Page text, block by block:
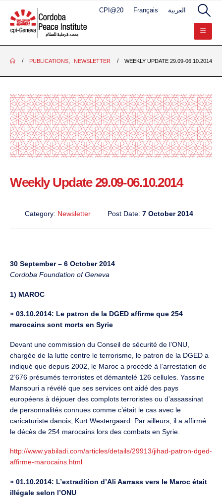
CPI@20 Français العربية
PUBLICATIONS, NEWSLETTER WEEKLY UPDATE 29.09-06.10.2014
Weekly Update 29.09-06.10.2014
Category: Newsletter Post Date: 7 October 2014
30 September – 6 October 2014
Cordoba Foundation of Geneva
1) MAROC
» 03.10.2014: Le patron de la DGED affirme que 254
marocains sont morts en Syrie
Devant une commission du Conseil de sécurité de l’ONU,
chargée de la lutte contre le terrorisme, le patron de la DGED a
indiqué que depuis 2002, le Maroc a procédé à l’arrestation de
2’676 présumés terroristes et démantelé 126 cellules. Yassine
Mansouri a révélé que ses services ont aidé des pays
européens à déjouer des complots terroristes ou d’assassinat
de personnalités connues comme c’était le cas avec le
caricaturiste danois, Kurt Westergaard. Par ailleurs, il a affirmé
le décès de 254 marocains lors des combats en Syrie.
http://www.yabiladi.com/articles/details/29913/jihad-patron-dged-
affirme-marocains.html
» 01.10.2014: L’extradition d’Ali Aarrass vers le Maroc était
illégale selon l’ONU